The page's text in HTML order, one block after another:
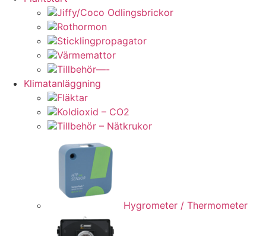
Jiffy/Coco Odlingsbrickor
Rothormon
Sticklingpropagator
Värmemattor
Tillbehör—-
Klimatanläggning
Fläktar
Koldioxid – CO2
Tillbehör – Nätkrukor
Hygrometer / Thermometer